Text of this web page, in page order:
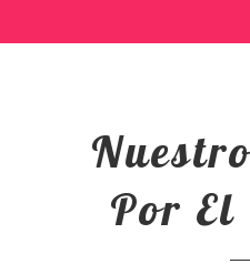
Por El